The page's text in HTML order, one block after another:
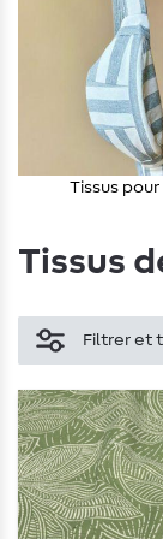
Tissus pour
Tissus
Filtrer et